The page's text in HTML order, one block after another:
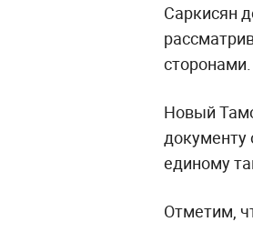
Саркисян
сторонами.
Новый
документу
единому
Отметим,